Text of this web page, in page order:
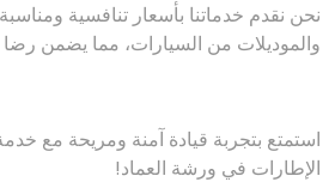
نحن نقدم خدماتنا بأسعار تنافسية
والموديلات من السيارات، مما يضمن رضا
استمتع بتجربة قيادة آمنة ومريحة مع
الإطارات في ورشة العماد!